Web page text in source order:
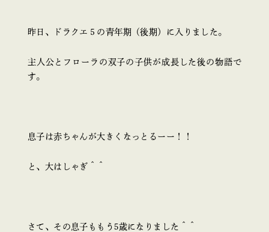
昨日、ドラクエ５の青年期（後期）に入りました。
主人公とフローラの双子の子供が成長した後の物語で
す。
息子は赤ちゃんが大きくなっとるーー！！
と、大はしゃぎ＾＾
さて、その息子ももう5歳になりました＾＾